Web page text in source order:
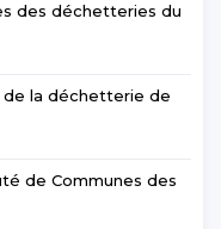
des déchetteries du
la déchetterie de
de Communes des